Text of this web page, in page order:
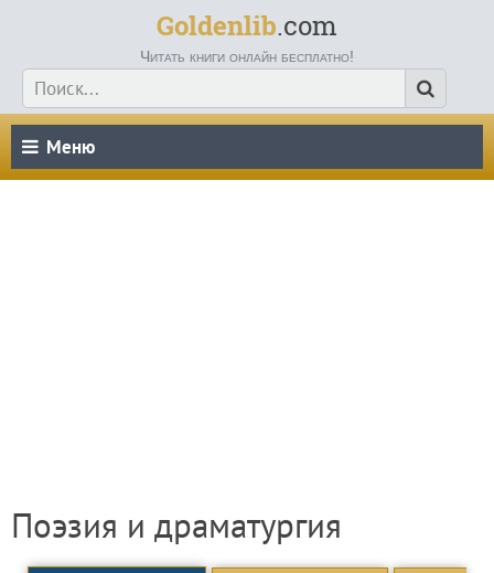
Goldenlib.com
Читать книги онлайн бесплатно!
Меню
Поэзия и драматургия